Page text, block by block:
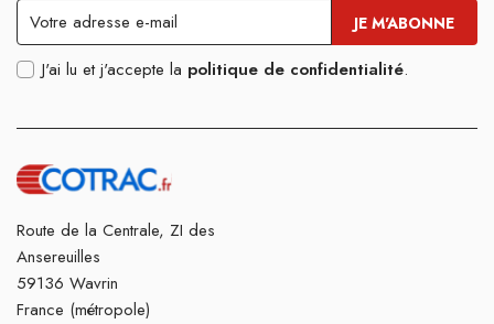
J'ai lu et j'accepte la politique de confidentialité.
Route de la Centrale, ZI des
Ansereuilles
59136 Wavrin
France (métropole)